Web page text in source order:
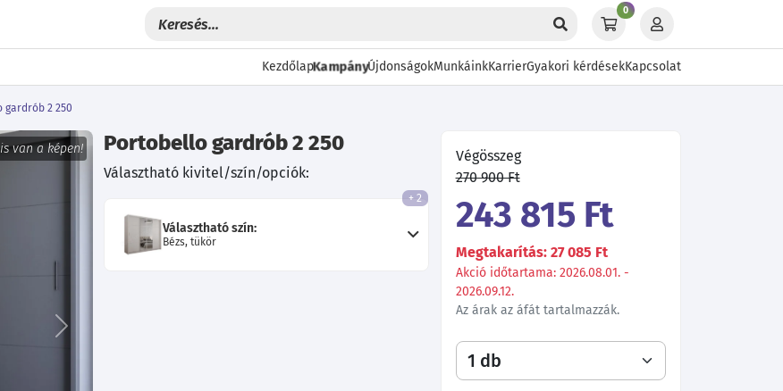
0
KezdőlapKampányÚjdonságokMunkáinkKarrierGyakori kérdésekKapcsolat
gardrób 2 250
van a képen!
Következő
Portobello gardrób 2 250
Választható kivitel/szín/opciók:
Választható szín:
Bézs, tükör
+ 2
Végösszeg
270 900 Ft
243 815 Ft
Megtakarítás: 27 085 Ft
Akció időtartama: 2026.08.01. -
2026.09.12.
Az árak az áfát tartalmazzák.